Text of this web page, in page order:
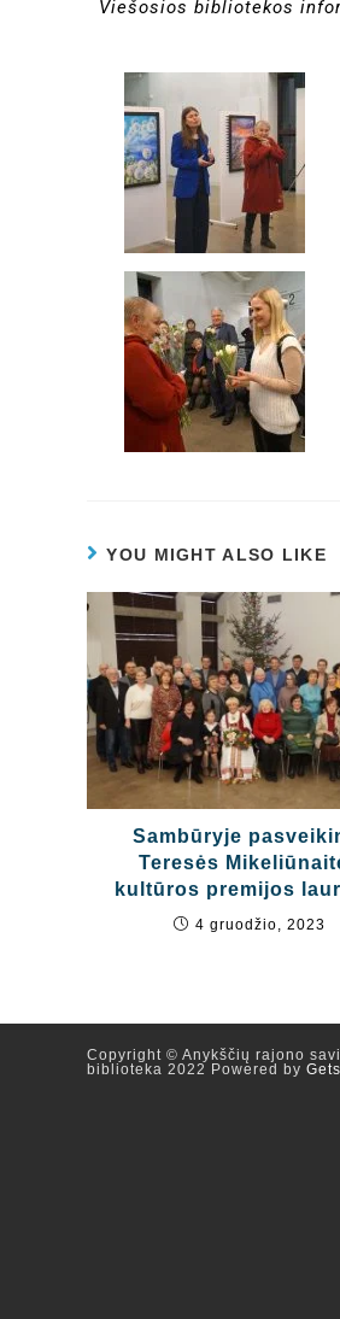
Viešosios bibliotekos
YOU MIGHT ALSO LIKE
Sambūryje
Teresės
kultūros premijos
4 gruodžio, 2023
Copyright © Anykščių rajono
biblioteka 2022 Powered by